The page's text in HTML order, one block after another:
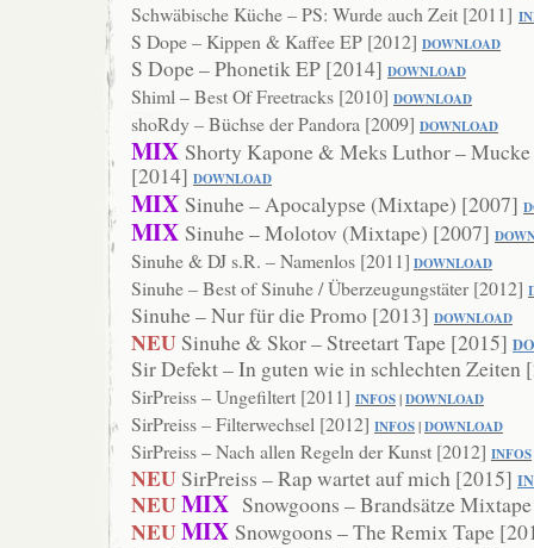
Schwäbische Küche – PS: Wurde auch Zeit [2011]
S Dope – Kippen & Kaffee EP [2012] DOWNLOAD
S Dope – Phonetik EP [2014] DOWNLOAD
Shiml – Best Of Freetracks [2010] DOWNLOAD
shoRdy – Büchse der Pandora [2009] DOWNLOAD
MIX Shorty Kapone & Meks Luthor –
[2014] DOWNLOAD
MIX Sinuhe – Apocalypse (Mixtape) [2007]
MIX Sinuhe – Molotov (Mixtape) [2007]
Sinuhe & DJ s.R. – Namenlos [2011] DOWNLOAD
Sinuhe – Best of Sinuhe / Überzeugungstäter [2012]
Sinuhe – Nur für die Promo [2013] DOWNLOAD
NEUSinuhe & Skor – Streetart Tape [2015]
Sir Defekt – In guten wie in schlechten Zeiten
SirPreiss – Ungefiltert [2011] INFOS|DOWNLOAD
SirPreiss – Filterwechsel [2012] INFOS|DOWNLOAD
SirPreiss – Nach allen Regeln der Kunst [2012] INFOS
NEUSirPreiss – Rap wartet auf mich [2015]
NEUMIX Snowgoons – Brandsätze
NEUMIX Snowgoons – The Remix Tape